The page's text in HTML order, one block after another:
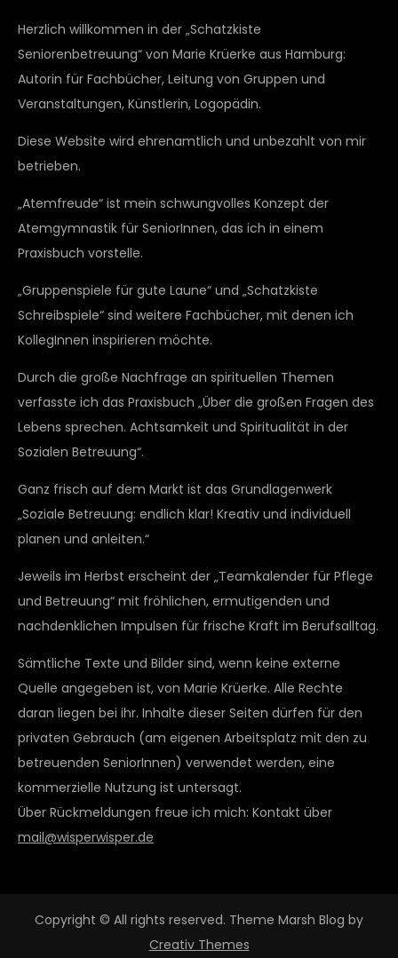
Herzlich willkommen in der „Schatzkiste
Seniorenbetreuung“ von Marie Krüerke aus Hamburg:
Autorin für Fachbücher, Leitung von Gruppen und
Veranstaltungen, Künstlerin, Logopädin.
Diese Website wird ehrenamtlich und unbezahlt von mir
betrieben.
„Atemfreude“ ist mein schwungvolles Konzept der
Atemgymnastik für SeniorInnen, das ich in einem
Praxisbuch vorstelle.
„Gruppenspiele für gute Laune“ und „Schatzkiste
Schreibspiele“ sind weitere Fachbücher, mit denen ich
KollegInnen inspirieren möchte.
Durch die große Nachfrage an spirituellen Themen
verfasste ich das Praxisbuch „Über die großen Fragen des
Lebens sprechen. Achtsamkeit und Spiritualität in der
Sozialen Betreuung“.
Ganz frisch auf dem Markt ist das Grundlagenwerk
„Soziale Betreuung: endlich klar! Kreativ und individuell
planen und anleiten.“
Jeweils im Herbst erscheint der „Teamkalender für Pflege
und Betreuung“ mit fröhlichen, ermutigenden und
nachdenklichen Impulsen für frische Kraft im Berufsalltag.
Sämtliche Texte und Bilder sind, wenn keine externe
Quelle angegeben ist, von Marie Krüerke. Alle Rechte
daran liegen bei ihr. Inhalte dieser Seiten dürfen für den
privaten Gebrauch (am eigenen Arbeitsplatz mit den zu
betreuenden SeniorInnen) verwendet werden, eine
kommerzielle Nutzung ist untersagt.
Über Rückmeldungen freue ich mich: Kontakt über
mail@wisperwisper.de
Copyright © All rights reserved. Theme Marsh Blog by
Creativ Themes